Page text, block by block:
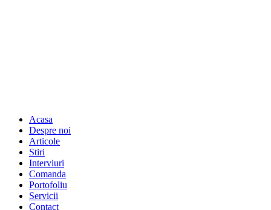
Acasa
Despre noi
Articole
Stiri
Interviuri
Comanda
Portofoliu
Servicii
Contact